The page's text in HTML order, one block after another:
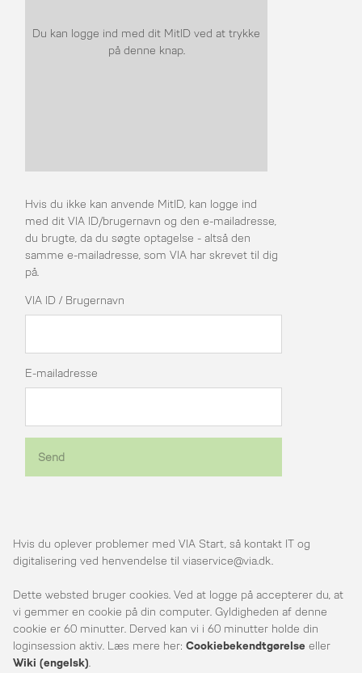
Du kan logge ind med dit MitID ved at trykke
på denne knap.
Hvis du ikke kan anvende MitID, kan logge ind
med dit VIA ID/brugernavn og den e-mailadresse,
du brugte, da du søgte optagelse - altså den
samme e-mailadresse, som VIA har skrevet til dig
på.
VIA ID / Brugernavn
E-mailadresse
Send
Hvis du oplever problemer med VIA Start, så kontakt IT og
digitalisering ved henvendelse til viaservice@via.dk.
Dette websted bruger cookies. Ved at logge på accepterer du, at
vi gemmer en cookie på din computer. Gyldigheden af denne
cookie er 60 minutter. Derved kan vi i 60 minutter holde din
loginsession aktiv. Læs mere her: Cookiebekendtgørelse eller
Wiki (engelsk)